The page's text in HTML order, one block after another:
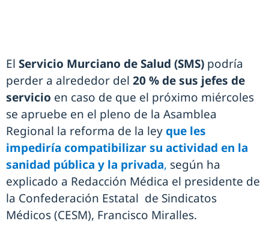
El Servicio Murciano de Salud (SMS) podría
perder a alrededor del 20 % de sus jefes de
servicio en caso de que el próximo miércoles
se apruebe en el pleno de la Asamblea
Regional la reforma de la ley que les
impediría compatibilizar su actividad en la
sanidad pública y la privada, según ha
explicado a Redacción Médica el presidente de
la Confederación Estatal de Sindicatos
Médicos (CESM), Francisco Miralles.